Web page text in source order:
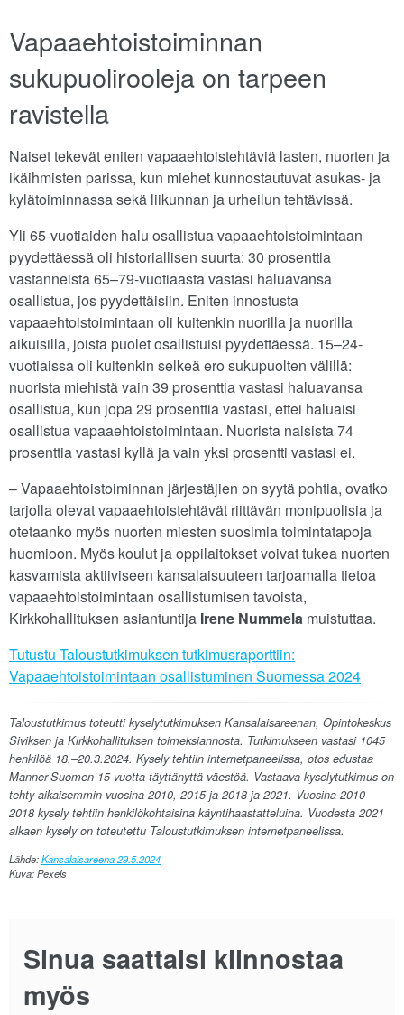
Vapaaehtoistoiminnan
sukupuolirooleja on tarpeen
ravistella
Naiset tekevät eniten vapaaehtoistehtäviä lasten, nuorten ja
ikäihmisten parissa, kun miehet kunnostautuvat asukas- ja
kylätoiminnassa sekä liikunnan ja urheilun tehtävissä.
Yli 65-vuotiaiden halu osallistua vapaaehtoistoimintaan
pyydettäessä oli historiallisen suurta: 30 prosenttia
vastanneista 65–79-vuotiaasta vastasi haluavansa
osallistua, jos pyydettäisiin. Eniten innostusta
vapaaehtoistoimintaan oli kuitenkin nuorilla ja nuorilla
aikuisilla, joista puolet osallistuisi pyydettäessä. 15–24-
vuotiaissa oli kuitenkin selkeä ero sukupuolten välillä:
nuorista miehistä vain 39 prosenttia vastasi haluavansa
osallistua, kun jopa 29 prosenttia vastasi, ettei haluaisi
osallistua vapaaehtoistoimintaan. Nuorista naisista 74
prosenttia vastasi kyllä ja vain yksi prosentti vastasi ei.
– Vapaaehtoistoiminnan järjestäjien on syytä pohtia, ovatko
tarjolla olevat vapaaehtoistehtävät riittävän monipuolisia ja
otetaanko myös nuorten miesten suosimia toimintatapoja
huomioon. Myös koulut ja oppilaitokset voivat tukea nuorten
kasvamista aktiiviseen kansalaisuuteen tarjoamalla tietoa
vapaaehtoistoimintaan osallistumisen tavoista,
Kirkkohallituksen asiantuntija Irene Nummela muistuttaa.
Tutustu Taloustutkimuksen tutkimusraporttiin:
Vapaaehtoistoimintaan osallistuminen Suomessa 2024
Taloustutkimus toteutti kyselytutkimuksen Kansalaisareenan, Opintokeskus
Siviksen ja Kirkkohallituksen toimeksiannosta. Tutkimukseen vastasi 1045
henkilöä 18.–20.3.2024. Kysely tehtiin internetpaneelissa, otos edustaa
Manner-Suomen 15 vuotta täyttänyttä väestöä. Vastaava kyselytutkimus on
tehty aikaisemmin vuosina 2010, 2015 ja 2018 ja 2021. Vuosina 2010–
2018 kysely tehtiin henkilökohtaisina käyntihaastatteluina. Vuodesta 2021
alkaen kysely on toteutettu Taloustutkimuksen internetpaneelissa.
Lähde:Kansalaisareena 29.5.2024
Kuva: Pexels
Sinua saattaisi kiinnostaa
myös